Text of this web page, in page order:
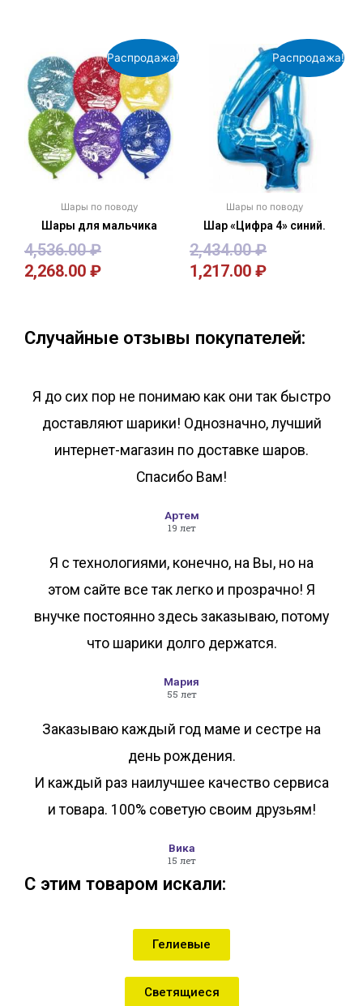
Распродажа!
Шары по поводу
Шары для мальчика
4,536.00₽
2,268.00 ₽
Распродажа!
Шары по поводу
Шар «Цифра 4» синий.
2,434.00₽
1,217.00 ₽
Случайные отзывы покупателей:
Я до сих пор не понимаю как они так быстро
доставляют шарики! Однозначно, лучший
интернет-магазин по доставке шаров.
Спасибо Вам!
Артем
19 лет
Я с технологиями, конечно, на Вы, но на
этом сайте все так легко и прозрачно! Я
внучке постоянно здесь заказываю, потому
что шарики долго держатся.
Мария
55 лет
Заказываю каждый год маме и сестре на
день рождения.
И каждый раз наилучшее качество сервиса
и товара. 100% советую своим друзьям!
Вика
15 лет
С этим товаром искали:
Гелиевые
Светящиеся